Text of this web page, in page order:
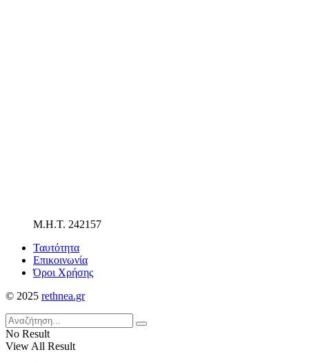
Μ.Η.Τ. 242157
Ταυτότητα
Επικοινωνία
Όροι Χρήσης
© 2025 rethnea.gr
No Result
View All Result